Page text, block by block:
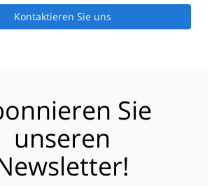
Kontaktieren Sie uns
Sie
unseren